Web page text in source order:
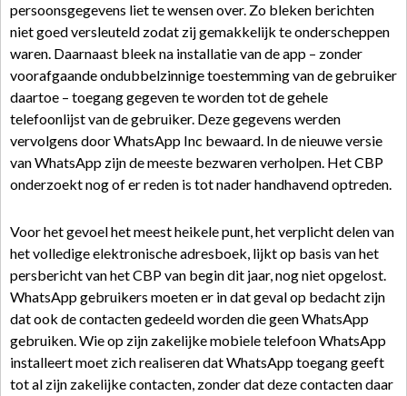
persoonsgegevens liet te wensen over. Zo bleken berichten
niet goed versleuteld zodat zij gemakkelijk te onderscheppen
waren. Daarnaast bleek na installatie van de app – zonder
voorafgaande ondubbelzinnige toestemming van de gebruiker
daartoe – toegang gegeven te worden tot de gehele
telefoonlijst van de gebruiker. Deze gegevens werden
vervolgens door WhatsApp Inc bewaard. In de nieuwe versie
van WhatsApp zijn de meeste bezwaren verholpen. Het CBP
onderzoekt nog of er reden is tot nader handhavend optreden.
Voor het gevoel het meest heikele punt, het verplicht delen van
het volledige elektronische adresboek, lijkt op basis van het
persbericht van het CBP van begin dit jaar, nog niet opgelost.
WhatsApp gebruikers moeten er in dat geval op bedacht zijn
dat ook de contacten gedeeld worden die geen WhatsApp
gebruiken. Wie op zijn zakelijke mobiele telefoon WhatsApp
installeert moet zich realiseren dat WhatsApp toegang geeft
tot al zijn zakelijke contacten, zonder dat deze contacten daar